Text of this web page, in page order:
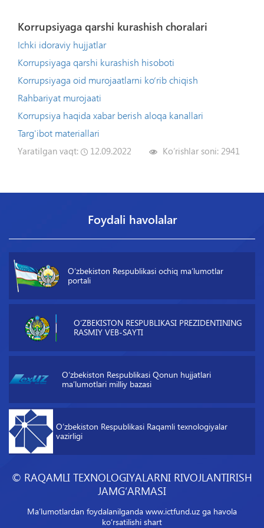
Korrupsiyaga qarshi kurashish choralari
Ichki idoraviy hujjatlar
Korrupsiyaga qarshi kurashish hisoboti
Korrupsiyaga oid murojaatlarni ko‘rib chiqish
Rahbariyat murojaati
Korrupsiya haqida xabar berish aloqa kanallari
Targ'ibot materiallari
Yaratilgan vaqt: 12.09.2022 Ko‘rishlar soni: 2941
Foydali havolalar
O‘zbekiston Respublikasi ochiq maʼlumotlar
portali
O‘ZBEKISTON RESPUBLIKASI PREZIDENTINING
RASMIY VEB-SAYTI
O‘zbekiston Respublikasi Qonun hujjatlari
maʼlumotlari milliy bazasi
O‘zbekiston Respublikasi Raqamli texnologiyalar
vazirligi
© RAQAMLI TEXNOLOGIYALARNI RIVOJLANTIRISH
JAMG‘ARMASI
Maʼlumotlardan foydalanilganda www.ictfund.uz ga havola
ko‘rsatilishi shart